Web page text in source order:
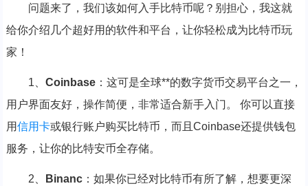
问题来了，我们该如何入手比特币呢？别担心，我这就
给你介绍几个超好用的软件和平台，让你轻松成为比特币玩
家！
1、 Coinbase：这可是全球**的数字货币交易平台之一，
用户界面友好，操作简便，非常适合新手入门。 你可以直接
用信用卡或银行账户购买比特币，而且Coinbase还提供钱包
服务，让你的比特安币全存储。
2、 Binanc：如果你已经对比特币有所了解，想要更深